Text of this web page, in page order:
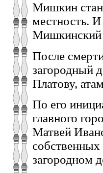
Мишкин
местность. И
Мишкинский
После
загородный
Платову,
По его
главного
Матвей
загородном